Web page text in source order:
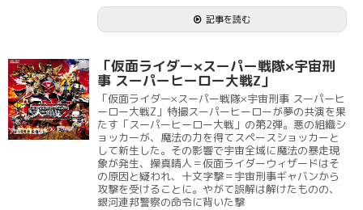
記事を読む
「仮面ライダー×スーパー戦隊×宇宙刑
事 スーパーヒーロー大戦Z」
「仮面ライダー×スーパー戦隊×宇宙刑事 スーパーヒ
ーロー大戦Z」特撮スーパーヒーローが夢の共演を果
たす「スーパーヒーロー大戦」の第2弾。悪の組織シ
ョッカーが、魔法の力を得てスペースショッカーと
して新生した。その影響で宇宙全域に魔法の暴走現
象が発生、操真晴人＝仮面ライダーウィザードはそ
の原因と疑われ、十文字撃＝宇宙刑事ギャバンから
攻撃を受けることに。やがて誤解は解けたものの、
銀河連邦警察の命令に背いた撃